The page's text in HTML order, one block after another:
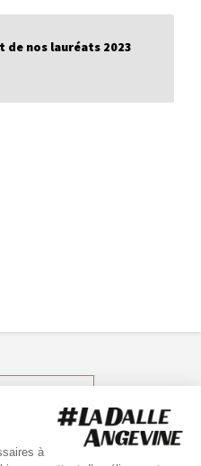
nos lauréats 2023
ACTUS